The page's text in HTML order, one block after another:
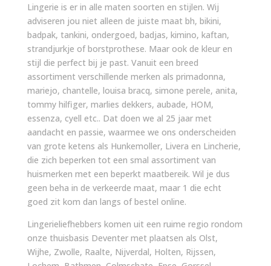
Lingerie is er in alle maten soorten en stijlen. Wij
adviseren jou niet alleen de juiste maat bh, bikini,
badpak, tankini, ondergoed, badjas, kimino, kaftan,
strandjurkje of borstprothese. Maar ook de kleur en
stijl die perfect bij je past. Vanuit een breed
assortiment verschillende merken als primadonna,
mariejo, chantelle, louisa bracq, simone perele, anita,
tommy hilfiger, marlies dekkers, aubade, HOM,
essenza, cyell etc.. Dat doen we al 25 jaar met
aandacht en passie, waarmee we ons onderscheiden
van grote ketens als Hunkemoller, Livera en Lincherie,
die zich beperken tot een smal assortiment van
huismerken met een beperkt maatbereik. Wil je dus
geen beha in de verkeerde maat, maar 1 die echt
goed zit kom dan langs of bestel online.
Lingerieliefhebbers komen uit een ruime regio rondom
onze thuisbasis Deventer met plaatsen als Olst,
Wijhe, Zwolle, Raalte, Nijverdal, Holten, Rijssen,